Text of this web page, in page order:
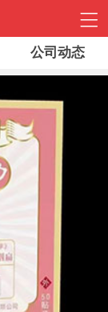
公司动态